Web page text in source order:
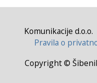
Komunikacije d.o.o.
Pravila o
Copyright ©